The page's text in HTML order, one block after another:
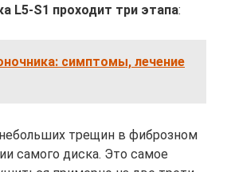
L5-S1 проходит три этапа:
симптомы, лечение
трещин в фиброзном
самого диска. Это самое